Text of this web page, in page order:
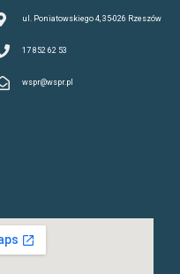
ul. Poniatowskiego 4, 35-026 Rzeszów
17 852 62 53
wspr@wspr.pl